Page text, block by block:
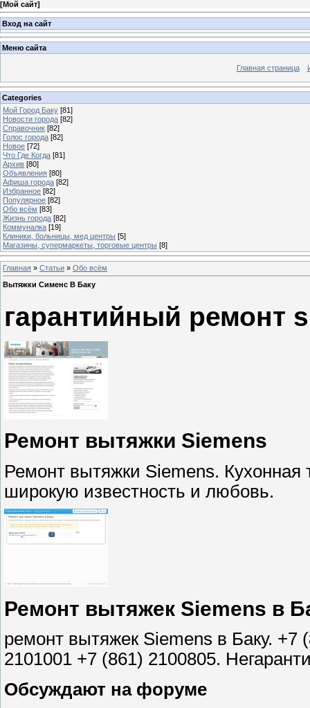
[Мой сайт]
Вход на сайт
Меню сайта
Главная страница
Categories
Мой Город Баку [81]
Новости города [82]
Справочник [82]
Голос города [82]
Новое [72]
Что Где Когда [81]
Архив [80]
Объявления [80]
Афиша города [82]
Избранное [82]
Популярное [82]
Обо всём [83]
Жизнь города [82]
Коммуналка [19]
Клиники, больницы, мед центры [5]
Магазины, супермаркеты, торговые центры [8]
Главная » Статьи » Обо всём
Вытяжки Сименс В Баку
гарантийный ремонт
Ремонт вытяжки Siemens
Ремонт вытяжки Siemens. Кухонная
широкую известность и любовь.
Ремонт вытяжек Siemens в
ремонт вытяжек Siemens в Баку. +7
2101001 +7 (861) 2100805.
Обсуждают на форуме